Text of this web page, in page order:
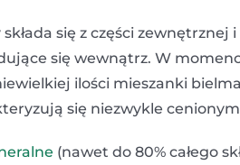
się z części
się wewnątrz. W
ilości mieszanki
się niezwykle
(nawet do 80% całego